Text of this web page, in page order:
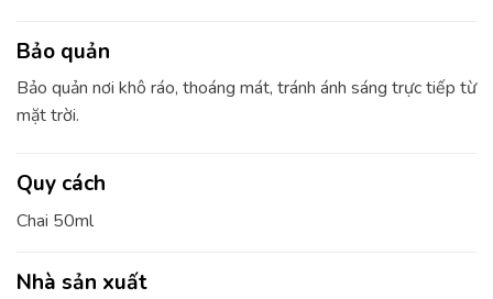
Bảo quản
Bảo quản nơi khô ráo, thoáng mát, tránh ánh sáng trực tiếp từ
mặt trời.
Quy cách
Chai 50ml
Nhà sản xuất